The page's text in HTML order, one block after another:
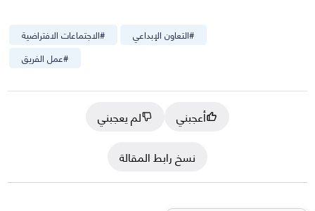
#الاجتماعات الافتراضية #التعاون الإبداعي
#عمل الفريق
أعجبني
لم يعجبني
نسخ رابط المقالة